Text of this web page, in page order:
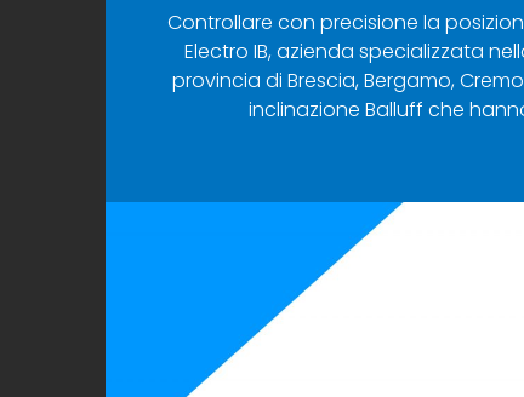
Controllare con precisione la
Electro IB, azienda specializzata
provincia di Brescia, Bergamo,
inclinazione Balluff che